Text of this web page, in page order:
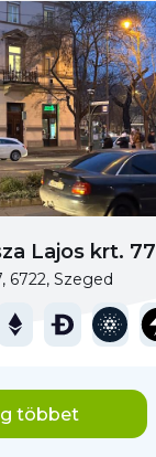
Lajos krt. 77
6722, Szeged
többet